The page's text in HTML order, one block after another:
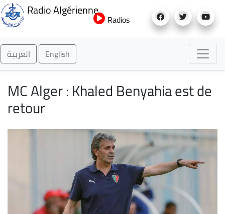
au
Radio Algérienne
Radios
العربية English
MC Alger : Khaled Benyahia est de
retour